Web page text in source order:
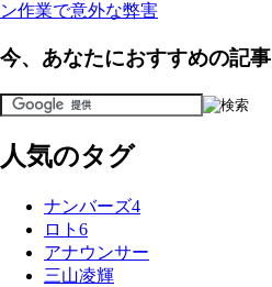
ン作業で意外な弊害
今、あなたにおすすめの記事
人気のタグ
ナンバーズ4
ロト6
アナウンサー
三山凌輝